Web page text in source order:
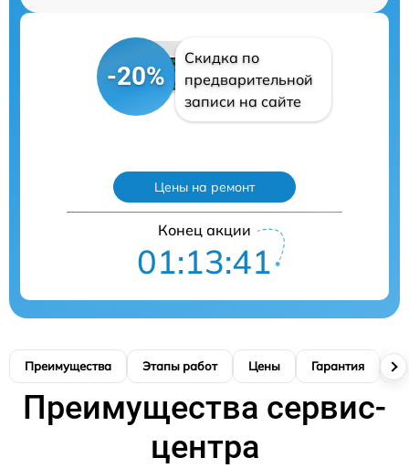
-20%
Скидка по
предварительной
записи на сайте
Цены на ремонт
Конец акции
01:13:40
Преимущества Этапы работ Цены Гарантия
Преимущества сервис-
центра